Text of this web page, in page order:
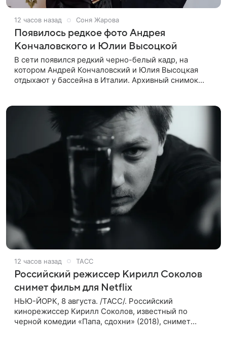
12 часов назад Соня Жарова
Появилось редкое фото Андрея
Кончаловского и Юлии Высоцкой
В сети появился редкий черно-белый кадр, на
котором Андрей Кончаловский и Юлия Высоцкая
отдыхают у бассейна в Италии. Архивный снимок
12 часов назад ТАСС
Российский режиссер Кирилл Соколов
снимет фильм для Netflix
НЬЮ-ЙОРК, 8 августа. /ТАСС/. Российский
кинорежиссер Кирилл Соколов, известный по
черной комедии «Папа, сдохни» (2018), снимет